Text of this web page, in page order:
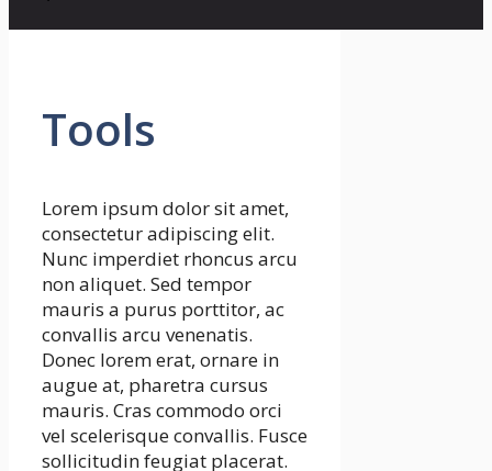
Tools
Lorem ipsum dolor sit amet,
consectetur adipiscing elit.
Nunc imperdiet rhoncus arcu
non aliquet. Sed tempor
mauris a purus porttitor, ac
convallis arcu venenatis.
Donec lorem erat, ornare in
augue at, pharetra cursus
mauris. Cras commodo orci
vel scelerisque convallis. Fusce
sollicitudin feugiat placerat.